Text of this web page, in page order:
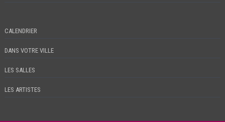
CALENDRIER
DANS VOTRE VILLE
LES SALLES
LES ARTISTES